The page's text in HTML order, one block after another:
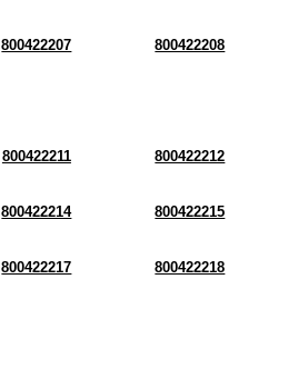
800422207 800422208
800422211 800422212
800422214 800422215
800422217 800422218